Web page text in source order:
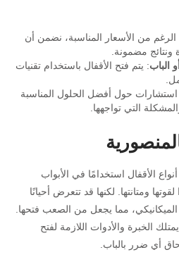
من الأسعار المناسبة، نضمن أن
مضمونة.
الباب: يتم فتح الأقفال باستخدام تقنيات
حول أفضل الحلول المناسبة
التي تواجهها.
الأقفال استخدامًا في الأبواب
ومتانتها. لكنها قد تتعرض أحيانًا
مما يجعل من الصعب فتحها.
الخبرة والأدوات اللازمة لفتح
أي ضرر بالباب.